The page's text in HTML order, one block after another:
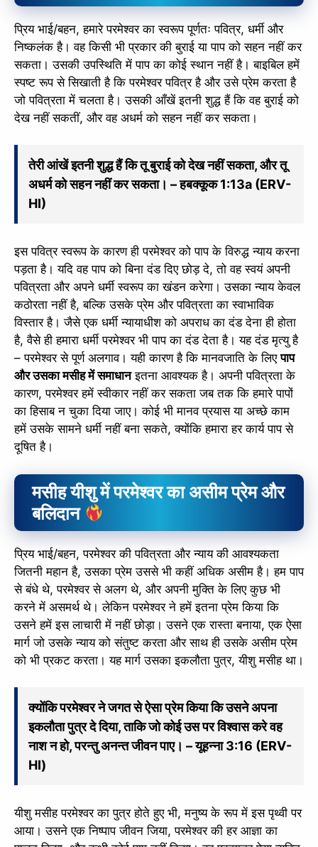
प्रिय भाई/बहन, हमारे परमेश्वर का स्वरूप पूर्णतः पवित्र, धर्मी और
निष्कलंक है। वह किसी भी प्रकार की बुराई या पाप को सहन नहीं कर
सकता। उसकी उपस्थिति में पाप का कोई स्थान नहीं है। बाइबिल हमें
स्पष्ट रूप से सिखाती है कि परमेश्वर पवित्र है और उसे प्रेम करता है
जो पवित्रता में चलता है। उसकी आँखें इतनी शुद्ध हैं कि वह बुराई को
देख नहीं सकतीं, और वह अधर्म को सहन नहीं कर सकता।
तेरी आंखें इतनी शुद्ध हैं कि तू बुराई को देख नहीं सकता, और तू
अधर्म को सहन नहीं कर सकता। – हबक्कूक 1:13a (ERV-
HI)
इस पवित्र स्वरूप के कारण ही परमेश्वर को पाप के विरुद्ध न्याय करना
पड़ता है। यदि वह पाप को बिना दंड दिए छोड़ दे, तो वह स्वयं अपनी
पवित्रता और अपने धर्मी स्वरूप का खंडन करेगा। उसका न्याय केवल
कठोरता नहीं है, बल्कि उसके प्रेम और पवित्रता का स्वाभाविक
विस्तार है। जैसे एक धर्मी न्यायाधीश को अपराध का दंड देना ही होता
है, वैसे ही हमारा धर्मी परमेश्वर भी पाप का दंड देता है। यह दंड मृत्यु है
– परमेश्वर से पूर्ण अलगाव। यही कारण है कि मानवजाति के लिएपाप
और उसका मसीह में समाधानइतना आवश्यक है। अपनी पवित्रता के
कारण, परमेश्वर हमें स्वीकार नहीं कर सकता जब तक कि हमारे पापों
का हिसाब न चुका दिया जाए। कोई भी मानव प्रयास या अच्छे काम
हमें उसके सामने धर्मी नहीं बना सकते, क्योंकि हमारा हर कार्य पाप से
दूषित है।
मसीह यीशु में परमेश्वर का असीम प्रेम और
बलिदान
प्रिय भाई/बहन, परमेश्वर की पवित्रता और न्याय की आवश्यकता
जितनी महान है, उसका प्रेम उससे भी कहीं अधिक असीम है। हम पाप
से बंधे थे, परमेश्वर से अलग थे, और अपनी मुक्ति के लिए कुछ भी
करने में असमर्थ थे। लेकिन परमेश्वर ने हमें इतना प्रेम किया कि
उसने हमें इस लाचारी में नहीं छोड़ा। उसने एक रास्ता बनाया, एक ऐसा
मार्ग जो उसके न्याय को संतुष्ट करता और साथ ही उसके असीम प्रेम
को भी प्रकट करता। यह मार्ग उसका इकलौता पुत्र, यीशु मसीह था।
क्योंकि परमेश्वर ने जगत से ऐसा प्रेम किया कि उसने अपना
इकलौता पुत्र दे दिया, ताकि जो कोई उस पर विश्वास करे वह
नाश न हो, परन्तु अनन्त जीवन पाए। – यूहन्ना 3:16 (ERV-
HI)
यीशु मसीह परमेश्वर का पुत्र होते हुए भी, मनुष्य के रूप में इस पृथ्वी पर
आया। उसने एक निष्पाप जीवन जिया, परमेश्वर की हर आज्ञा का